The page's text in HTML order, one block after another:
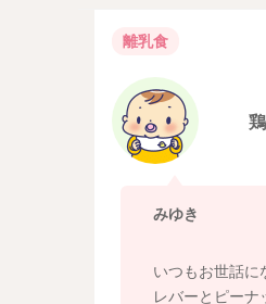
離乳食
みゆき
いつもお世話に
レバーとピー